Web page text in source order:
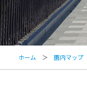
ホーム ＞園内マップ